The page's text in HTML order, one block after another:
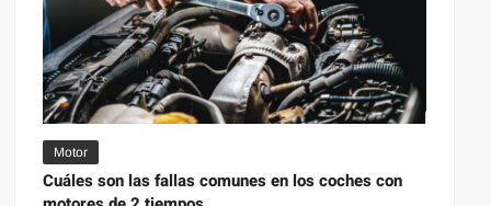
Motor
Cuáles son las fallas comunes en los coches con